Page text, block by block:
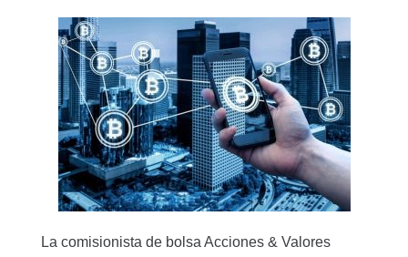
La comisionista de bolsa Acciones & Valores